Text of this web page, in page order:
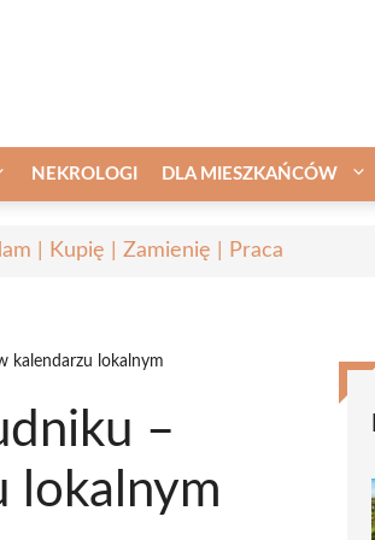
NEKROLOGI DLA MIESZKAŃCÓW
| Kupię | Zamienię | Praca
kalendarzu lokalnym
–
lokalnym